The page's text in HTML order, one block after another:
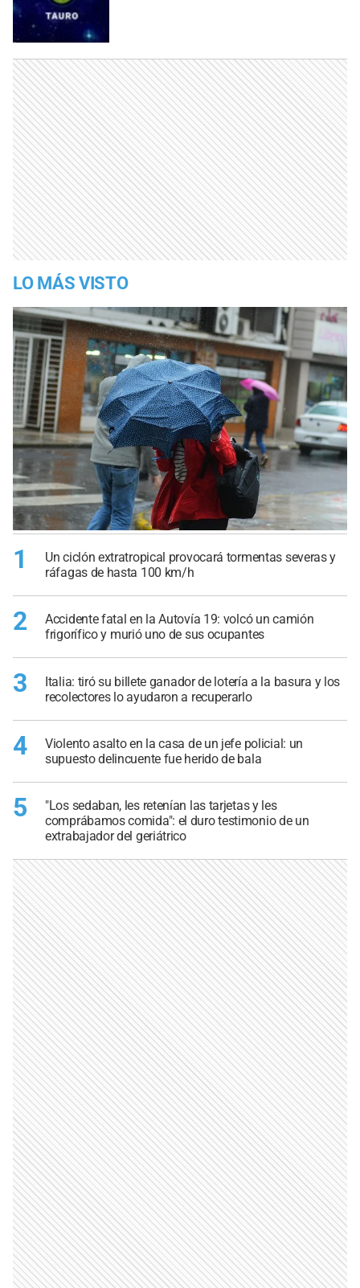
LO MÁS VISTO
1
Un ciclón extratropical provocará tormentas severas y
ráfagas de hasta 100 km/h
2
Accidente fatal en la Autovía 19: volcó un camión
frigorífico y murió uno de sus ocupantes
3
Italia: tiró su billete ganador de lotería a la basura y los
recolectores lo ayudaron a recuperarlo
4
Violento asalto en la casa de un jefe policial: un
supuesto delincuente fue herido de bala
5
"Los sedaban, les retenían las tarjetas y les
comprábamos comida": el duro testimonio de un
extrabajador del geriátrico